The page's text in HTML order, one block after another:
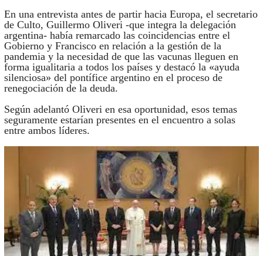
En una entrevista antes de partir hacia Europa, el secretario
de Culto, Guillermo Oliveri -que integra la delegación
argentina- había remarcado las coincidencias entre el
Gobierno y Francisco en relación a la gestión de la
pandemia y la necesidad de que las vacunas lleguen en
forma igualitaria a todos los países y destacó la «ayuda
silenciosa» del pontífice argentino en el proceso de
renegociación de la deuda.
Según adelantó Oliveri en esa oportunidad, esos temas
seguramente estarían presentes en el encuentro a solas
entre ambos líderes.